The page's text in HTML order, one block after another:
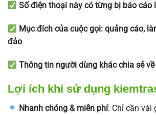
Số điện thoại này có từng bị báo cáo
Mục đích của cuộc gọi: quảng cáo,
đảo
Thông tin người dùng khác chia sẻ
Lợi ích khi sử dụng
Nhanh chóng & miễn phí: Chỉ cần vài